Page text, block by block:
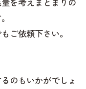
ご依頼下さい。
のもいかがでしょ